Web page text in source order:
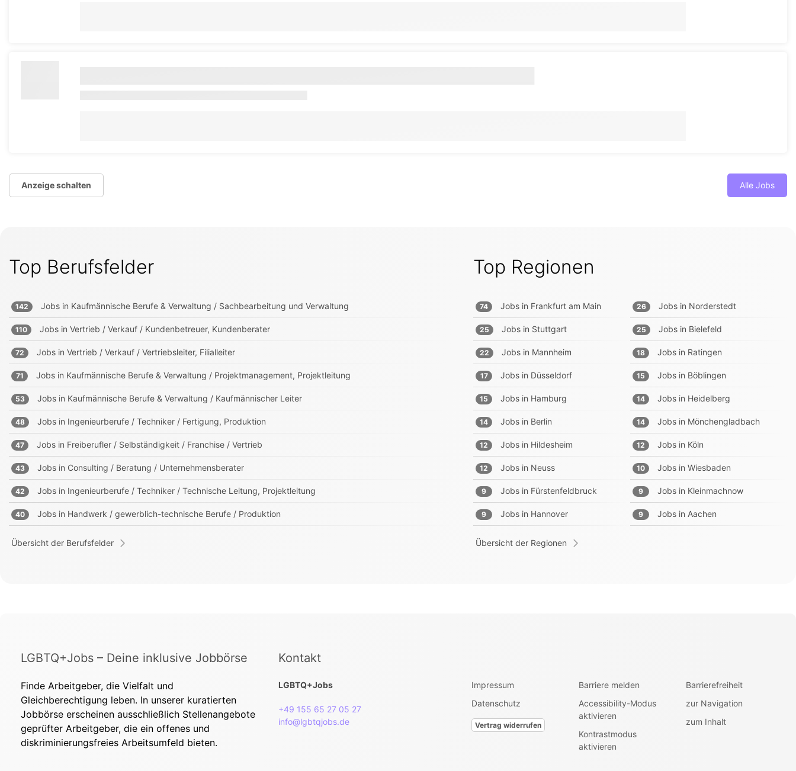
Anzeige schalten Alle Jobs
Top Berufsfelder
142 Jobs in Kaufmännische Berufe & Verwaltung / Sachbearbeitung und Verwaltung
110 Jobs in Vertrieb / Verkauf / Kundenbetreuer, Kundenberater
72 Jobs in Vertrieb / Verkauf / Vertriebsleiter, Filialleiter
71 Jobs in Kaufmännische Berufe & Verwaltung / Projektmanagement, Projektleitung
53 Jobs in Kaufmännische Berufe & Verwaltung / Kaufmännischer Leiter
48 Jobs in Ingenieurberufe / Techniker / Fertigung, Produktion
47 Jobs in Freiberufler / Selbständigkeit / Franchise / Vertrieb
43 Jobs in Consulting / Beratung / Unternehmensberater
42 Jobs in Ingenieurberufe / Techniker / Technische Leitung, Projektleitung
40 Jobs in Handwerk / gewerblich-technische Berufe / Produktion
Übersicht der Berufsfelder
Top Regionen
74 Jobs in Frankfurt am Main 26 Jobs in Norderstedt
25 Jobs in Stuttgart 25 Jobs in Bielefeld
22 Jobs in Mannheim 18 Jobs in Ratingen
17 Jobs in Düsseldorf 15 Jobs in Böblingen
15 Jobs in Hamburg 14 Jobs in Heidelberg
14 Jobs in Berlin 14 Jobs in Mönchengladbach
12 Jobs in Hildesheim 12 Jobs in Köln
12 Jobs in Neuss 10 Jobs in Wiesbaden
9 Jobs in Fürstenfeldbruck 9 Jobs in Kleinmachnow
9 Jobs in Hannover 9 Jobs in Aachen
Übersicht der Regionen
LGBTQ+Jobs – Deine inklusive Jobbörse
Finde Arbeitgeber, die Vielfalt und
Gleichberechtigung leben. In unserer kuratierten
Jobbörse erscheinen ausschließlich Stellenangebote
geprüfter Arbeitgeber, die ein offenes und
diskriminierungsfreies Arbeitsumfeld bieten.
Kontakt
LGBTQ+Jobs
+49 155 65 27 05 27
info@lgbtqjobs.de
Impressum
Datenschutz
Vertrag widerrufen
Barriere melden
Accessibility-Modus
aktivieren
Kontrastmodus
aktivieren
Barrierefreiheit
zur Navigation
zum Inhalt